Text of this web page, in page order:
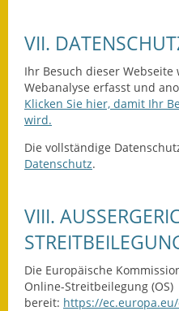
VII.
Ihr Besuch dieser
Webanalyse erfasst und
Klicken Sie hier, damit Ihr
wird.
Die vollständige
Datenschutz.
VIII.
TREITBEILEGUNG
Die Europäische
Online-Streitbeilegung (OS)
bereit: https://